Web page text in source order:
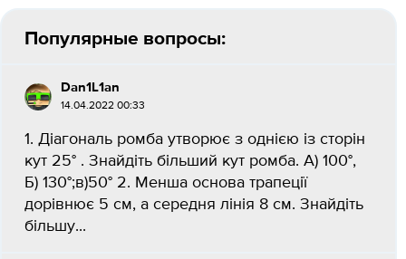
Популярные вопросы:
Dan1L1an
14.04.2022 00:33
1. Діагональ ромба утворює з однією із сторін
кут 25° . Знайдіть більший кут ромба. А) 100°,
Б) 130°;в)50° 2. Менша основа трапеції
дорівнює 5 см, а середня лінія 8 см. Знайдіть
більшу...